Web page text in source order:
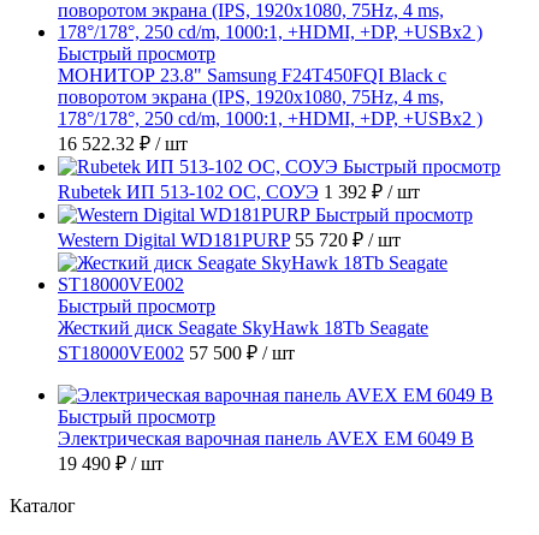
Быстрый просмотр
МОНИТОР 23.8" Samsung F24T450FQI Black с
поворотом экрана (IPS, 1920x1080, 75Hz, 4 ms,
178°/178°, 250 cd/m, 1000:1, +HDMI, +DP, +USBx2 )
16 522.32 ₽ / шт
Быстрый просмотр
Rubetek ИП 513-102 ОС, СОУЭ 1 392 ₽ / шт
Быстрый просмотр
Western Digital WD181PURP 55 720 ₽ / шт
Быстрый просмотр
Жесткий диск Seagate SkyHawk 18Tb Seagate
ST18000VE002 57 500 ₽ / шт
Быстрый просмотр
Электрическая варочная панель AVEX EM 6049 B
19 490 ₽ / шт
Каталог